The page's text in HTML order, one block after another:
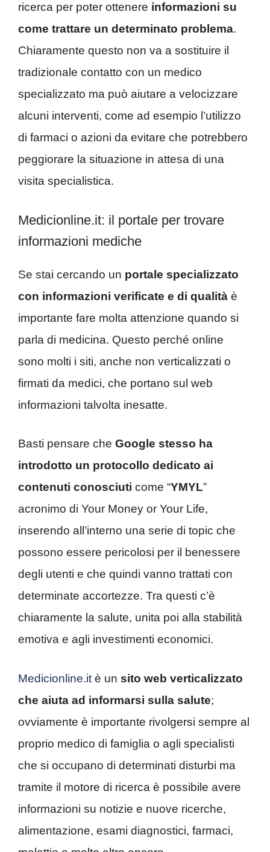
ricerca per poter ottenere informazioni su
come trattare un determinato problema.
Chiaramente questo non va a sostituire il
tradizionale contatto con un medico
specializzato ma può aiutare a velocizzare
alcuni interventi, come ad esempio l’utilizzo
di farmaci o azioni da evitare che potrebbero
peggiorare la situazione in attesa di una
visita specialistica.
Medicionline.it: il portale per trovare
informazioni mediche
Se stai cercando un portale specializzato
con informazioni verificate e di qualità è
importante fare molta attenzione quando si
parla di medicina. Questo perché online
sono molti i siti, anche non verticalizzati o
firmati da medici, che portano sul web
informazioni talvolta inesatte.
Basti pensare che Google stesso ha
introdotto un protocollo dedicato ai
contenuti conosciuti come “YMYL”
acronimo di Your Money or Your Life,
inserendo all’interno una serie di topic che
possono essere pericolosi per il benessere
degli utenti e che quindi vanno trattati con
determinate accortezze. Tra questi c’è
chiaramente la salute, unita poi alla stabilità
emotiva e agli investimenti economici.
Medicionline.it è un sito web verticalizzato
che aiuta ad informarsi sulla salute;
ovviamente è importante rivolgersi sempre al
proprio medico di famiglia o agli specialisti
che si occupano di determinati disturbi ma
tramite il motore di ricerca è possibile avere
informazioni su notizie e nuove ricerche,
alimentazione, esami diagnostici, farmaci,